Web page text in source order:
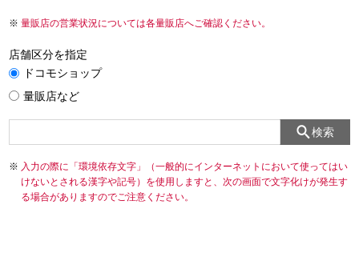
量販店の営業状況については各量販店へご確認ください。
店舗区分を指定
ドコモショップ
量販店など
検索
入力の際に「環境依存文字」（一般的にインターネットにおいて使ってはい
けないとされる漢字や記号）を使用しますと、次の画面で文字化けが発生す
る場合がありますのでご注意ください。